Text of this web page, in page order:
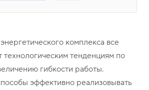
комплекса все
технологическим тенденциям по
гибкости работы.
эффективно реализовывать